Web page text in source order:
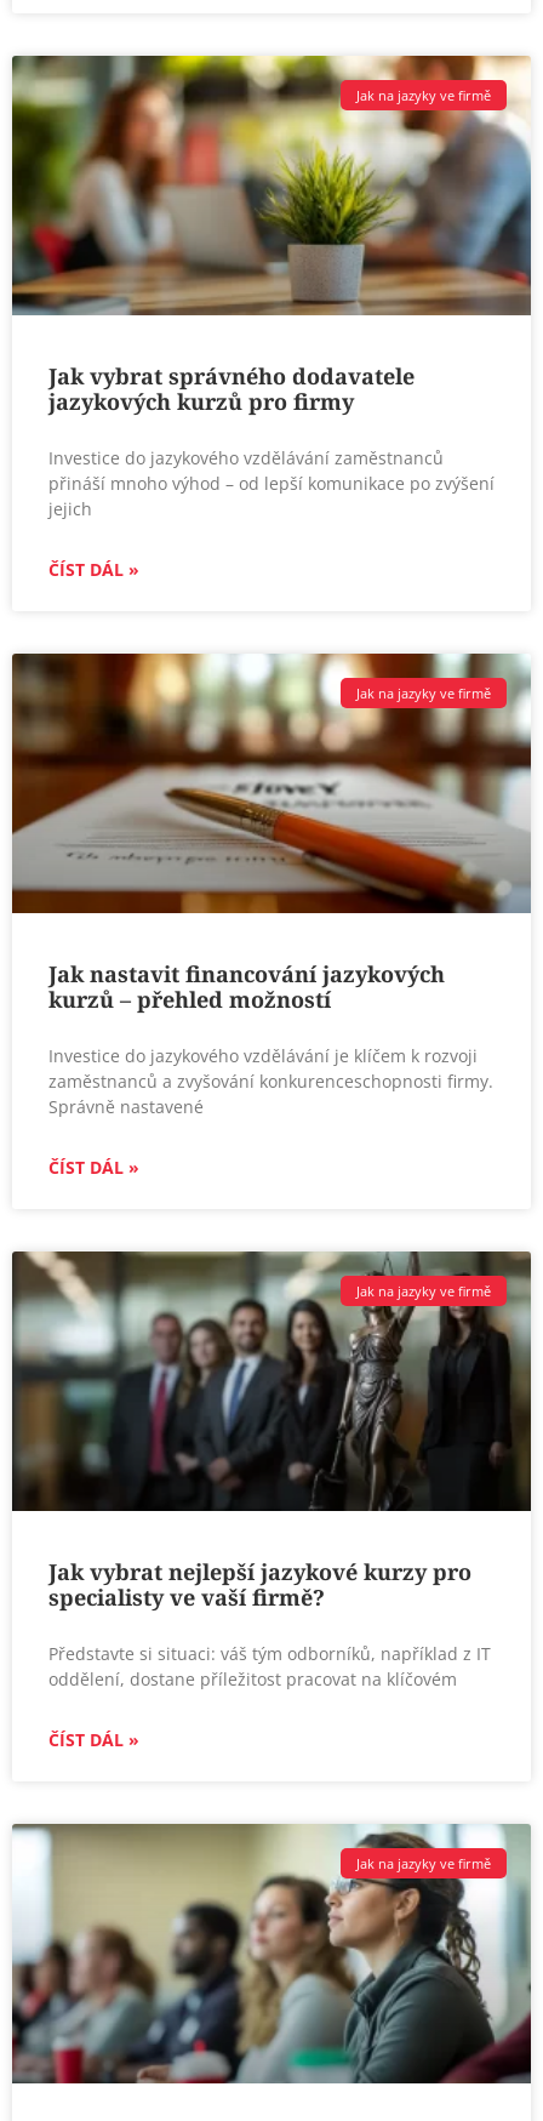
Jak na jazyky ve firmě
Jak vybrat správného dodavatele
jazykových kurzů pro firmy
Investice do jazykového vzdělávání zaměstnanců
přináší mnoho výhod – od lepší komunikace po zvýšení
jejich
ČÍST DÁL »
Jak na jazyky ve firmě
Jak nastavit financování jazykových
kurzů – přehled možností
Investice do jazykového vzdělávání je klíčem k rozvoji
zaměstnanců a zvyšování konkurenceschopnosti firmy.
Správně nastavené
ČÍST DÁL »
Jak na jazyky ve firmě
Jak vybrat nejlepší jazykové kurzy pro
specialisty ve vaší firmě?
Představte si situaci: váš tým odborníků, například z IT
oddělení, dostane příležitost pracovat na klíčovém
ČÍST DÁL »
Jak na jazyky ve firmě